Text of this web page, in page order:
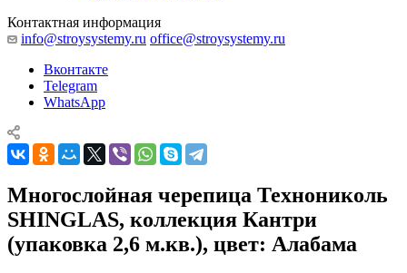
Контактная информация
info@stroysystemy.ru office@stroysystemy.ru
Вконтакте
Telegram
WhatsApp
Многослойная черепица Технониколь
SHINGLAS, коллекция Кантри
(упаковка 2,6 м.кв.), цвет: Алабама